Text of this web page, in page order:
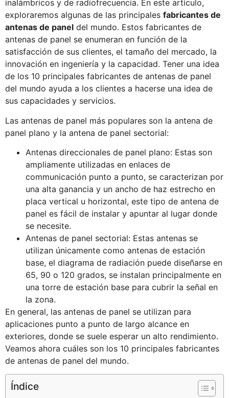
inalámbricos y de radiofrecuencia. En este artículo,
exploraremos algunas de las principales fabricantes de
antenas de panel del mundo. Estos fabricantes de
antenas de panel se enumeran en función de la
satisfacción de sus clientes, el tamaño del mercado, la
innovación en ingeniería y la capacidad. Tener una idea
de los 10 principales fabricantes de antenas de panel
del mundo ayuda a los clientes a hacerse una idea de
sus capacidades y servicios.
Las antenas de panel más populares son la antena de
panel plano y la antena de panel sectorial:
Antenas direccionales de panel plano: Estas son
ampliamente utilizadas en enlaces de
communicación punto a punto, se caracterizan por
una alta ganancia y un ancho de haz estrecho en
placa vertical u horizontal, este tipo de antena de
panel es fácil de instalar y apuntar al lugar donde
se necesite.
Antenas de panel sectorial: Estas antenas se
utilizan únicamente como antenas de estación
base, el diagrama de radiación puede diseñarse en
65, 90 o 120 grados, se instalan principalmente en
una torre de estación base para cubrir la señal en
la zona.
En general, las antenas de panel se utilizan para
aplicaciones punto a punto de largo alcance en
exteriores, donde se suele esperar un alto rendimiento.
Veamos ahora cuáles son los 10 principales fabricantes
de antenas de panel del mundo.
Índice